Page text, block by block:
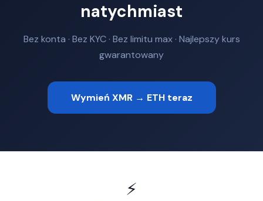
natychmiast
Bez konta · Bez KYC · Bez limitu max · Najlepszy kurs
gwarantowany
Wymień XMR → ETH teraz
⚡